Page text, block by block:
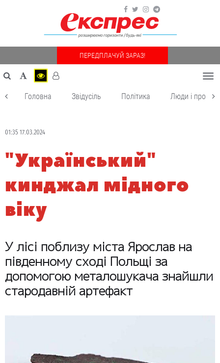
ПЕРЕДПЛАЧУЙ ЗАРАЗ!
Головна Звідусіль Політика Люди і
01:35 17.03.2024
"Український"
кинджал мідного
віку
У лісі поблизу міста Ярослав на
південному сході Польщі за
допомогою металошукача знайшли
стародавній артефакт